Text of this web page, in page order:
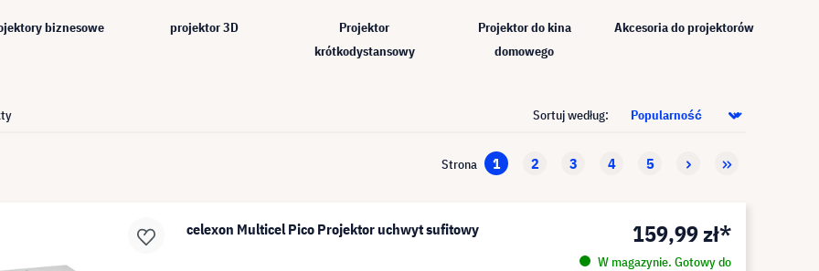
biznesowe projektor 3D
Projektor
krótkodystansowy
Projektor do kina
domowego
Akcesoria do projektorów
Sortuj według:
Strona 1 2 3 4 5
celexon Multicel Pico Projektor uchwyt sufitowy 159,99 zł*
W magazynie. Gotowy do